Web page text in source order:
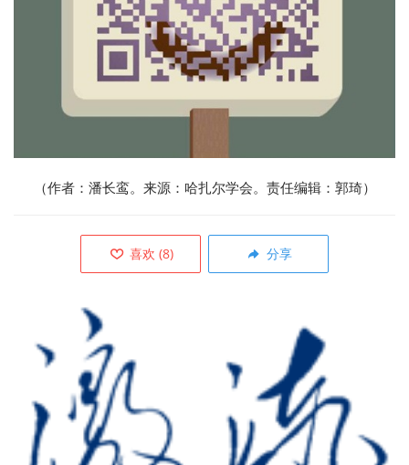
（作者：潘长鸾。来源：哈扎尔学会。责任编辑：郭琦）
喜欢 (8) 分享